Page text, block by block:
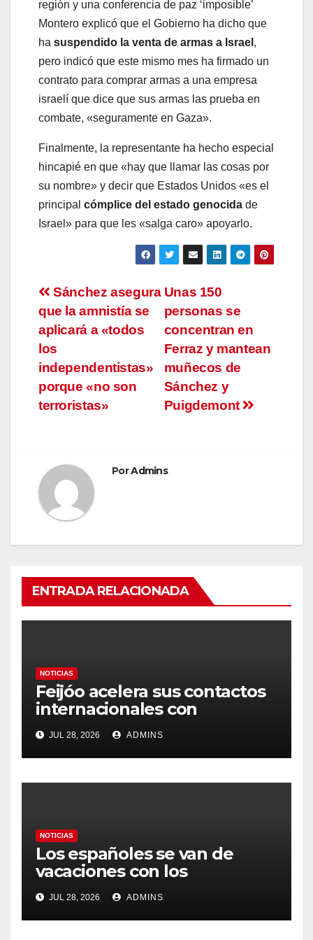
región y una conferencia de paz ‘imposible’
Montero explicó que el Gobierno ha dicho que
ha suspendido la venta de armas a Israel ,
pero indicó que este mismo mes ha firmado un
contrato para comprar armas a una empresa
israelí que dice que sus armas las prueba en
combate, «seguramente en Gaza».
Finalmente, la representante ha hecho especial
hincapié en que «hay que llamar las cosas por
su nombre» y decir que Estados Unidos «es el
principal cómplice del estado genocida de
Israel» para que les «salga caro» apoyarlo.
Navegación
de
entradas
Unas 150
personas se
concentran en
Ferraz y mantean
muñecos de
Sánchez y
Puigdemont
Sánchez asegura
que la amnistía se
aplicará a «todos
los
independentistas»
porque «no son
terroristas»
PorAdmins
ENTRADA RELACIONADA
NOTICIAS
Feijóo acelera sus contactos
internacionales con
Latinoamérica como socio
prioritario en su agenda de
gobierno
JUL 28, 2026 ADMINS
NOTICIAS
Los españoles se van de
vacaciones con los
carburantes hasta un 21%
más caros que el año pasado
y los hoteles disparados
JUL 28, 2026 ADMINS